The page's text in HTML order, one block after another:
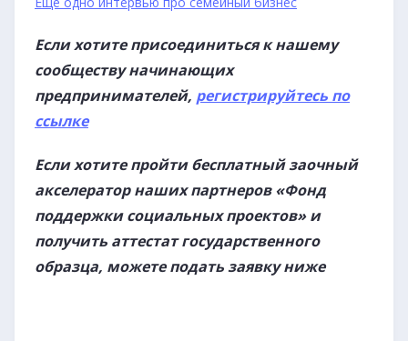
Если хотите присоединиться к нашему
сообществу начинающих
предпринимателей, регистрируйтесь по
ссылке
Если хотите пройти бесплатный заочный
акселератор наших партнеров «Фонд
поддержки социальных проектов» и
получить аттестат государственного
образца, можете подать заявку ниже